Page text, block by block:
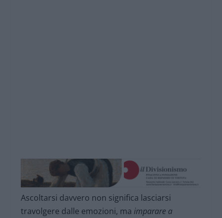
Ascoltarsi davvero non significa lasciarsi
travolgere dalle emozioni, maimparare a